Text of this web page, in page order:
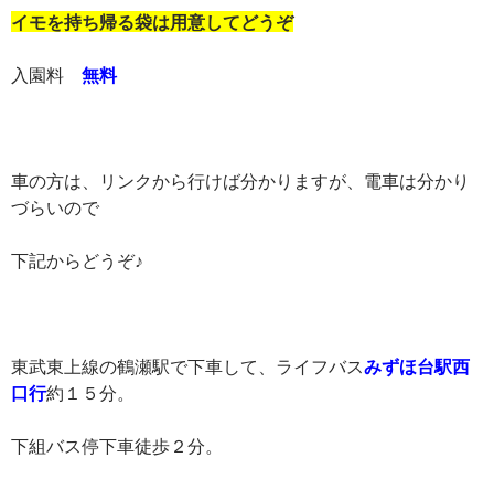
イモを持ち帰る袋は用意してどうぞ
入園料 無料
車の方は、リンクから行けば分かりますが、電車は分かり
づらいので
下記からどうぞ♪
東武東上線の鶴瀬駅で下車して、ライフバスみずほ台駅西
口行約１５分。
下組バス停下車徒歩２分。